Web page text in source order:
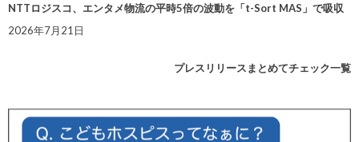
NTTロジスコ、エンタメ物流の平時5倍の波動を「t-Sort MAS」で吸収
2026年7月21日
プレスリリースまとめてチェック一覧